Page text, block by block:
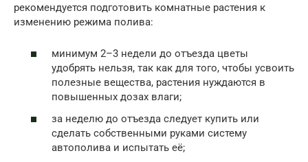
рекомендуется подготовить комнатные растения к
изменению режима полива:
минимум 2–3 недели до отъезда цветы
удобрять нельзя, так как для того, чтобы усвоить
полезные вещества, растения нуждаются в
повышенных дозах влаги;
за неделю до отъезда следует купить или
сделать собственными руками систему
автополива и испытать её;